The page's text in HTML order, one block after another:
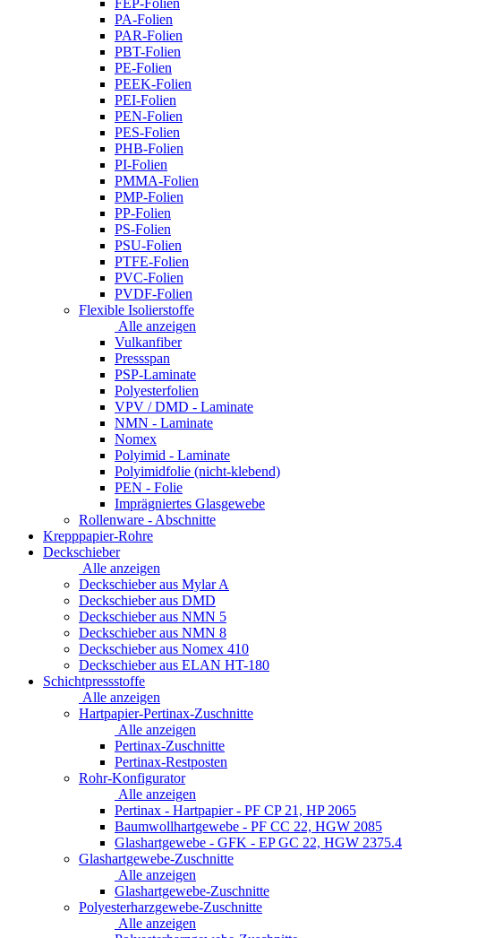
PA-Folien
PAR-Folien
PBT-Folien
PE-Folien
PEEK-Folien
PEI-Folien
PEN-Folien
PES-Folien
PHB-Folien
PI-Folien
PMMA-Folien
PMP-Folien
PP-Folien
PS-Folien
PSU-Folien
PTFE-Folien
PVC-Folien
PVDF-Folien
Flexible Isolierstoffe
Alle anzeigen
Vulkanfiber
Pressspan
PSP-Laminate
Polyesterfolien
VPV / DMD - Laminate
NMN - Laminate
Nomex
Polyimid - Laminate
Polyimidfolie (nicht-klebend)
PEN - Folie
Imprägniertes Glasgewebe
Rollenware - Abschnitte
Krepppapier-Rohre
Deckschieber
Alle anzeigen
Deckschieber aus Mylar A
Deckschieber aus DMD
Deckschieber aus NMN 5
Deckschieber aus NMN 8
Deckschieber aus Nomex 410
Deckschieber aus ELAN HT-180
Schichtpressstoffe
Alle anzeigen
Hartpapier-Pertinax-Zuschnitte
Alle anzeigen
Pertinax-Zuschnitte
Pertinax-Restposten
Rohr-Konfigurator
Alle anzeigen
Pertinax - Hartpapier - PF CP 21, HP 2065
Baumwollhartgewebe - PF CC 22, HGW 2085
Glashartgewebe - GFK - EP GC 22, HGW 2375.4
Glashartgewebe-Zuschnitte
Alle anzeigen
Glashartgewebe-Zuschnitte
Polyesterharzgewebe-Zuschnitte
Alle anzeigen